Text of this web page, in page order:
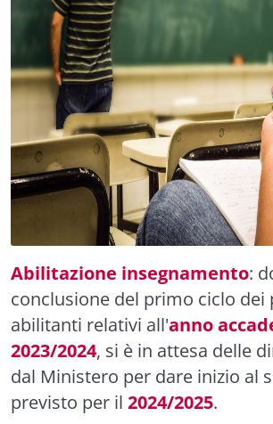
Abilitazione insegnamento:
conclusione del primo ciclo dei
abilitanti relativi all'anno
2023/2024, si è in attesa delle
dal Ministero per dare inizio al
previsto per il 2024/2025.